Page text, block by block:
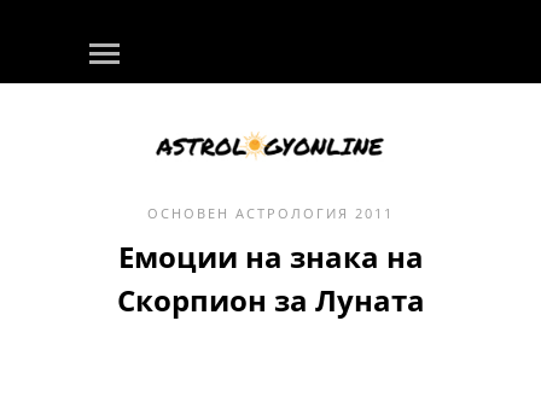
ОСНОВЕН АСТРОЛОГИЯ 2011
Емоции на знака на
Скорпион за Луната